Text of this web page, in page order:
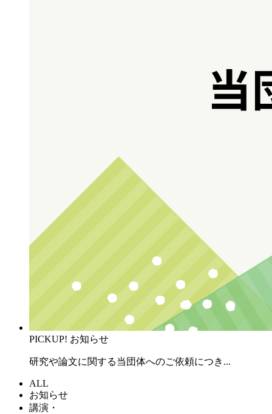
PICKUP! お知らせ
研究や論文に関する当団体へのご依頼につき...
ALL
お知らせ
講演・